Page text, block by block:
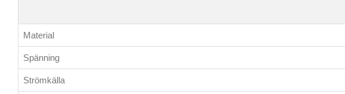
Material
Spänning
Strömkälla